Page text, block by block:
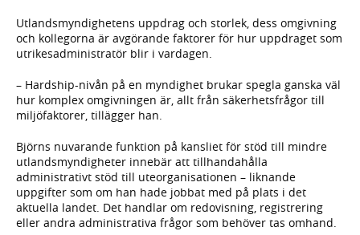
Utlandsmyndighetens uppdrag och storlek, dess omgivning
och kollegorna är avgörande faktorer för hur uppdraget som
utrikesadministratör blir i vardagen.
– Hardship-nivån på en myndighet brukar spegla ganska väl
hur komplex omgivningen är, allt från säkerhetsfrågor till
miljöfaktorer, tillägger han.
Björns nuvarande funktion på kansliet för stöd till mindre
utlandsmyndigheter innebär att tillhandahålla
administrativt stöd till uteorganisationen – liknande
uppgifter som om han hade jobbat med på plats i det
aktuella landet. Det handlar om redovisning, registrering
eller andra administrativa frågor som behöver tas omhand.